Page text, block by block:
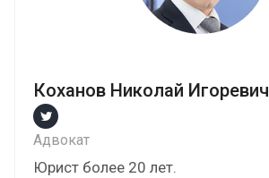
Коханов Николай Игоревич
Адвокат
Юрист более 20 лет.